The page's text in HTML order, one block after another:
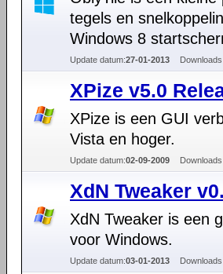
tegels en
Windows 8
Update datum:27-01-2013 Downloads
XPize v5.0
XPize is een GUI
Vista en hoger.
Update datum:02-09-2009 Downloads
XdN Tweaker
XdN Tweaker is een
voor Windows.
Update datum:03-01-2013 Downloads